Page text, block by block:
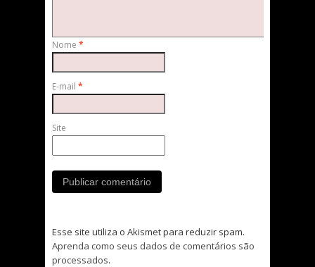
Nome *
E-mail *
Site
Esse site utiliza o Akismet para reduzir spam.
Aprenda como seus dados de comentários são
processados.